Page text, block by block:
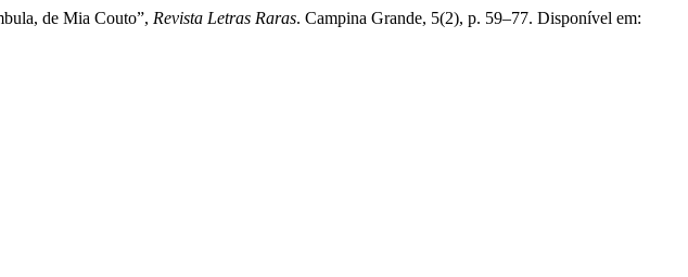
de Mia Couto”, Revista Letras Raras. Campina Grande, 5(2), p. 59–77. Disponível em: